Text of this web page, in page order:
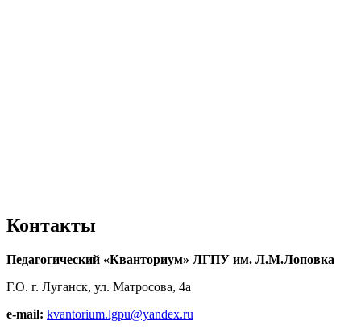
Контакты
Педагогический «Кванториум» ЛГПУ им. Л.М.Лоповка
Г.О. г. Луганск, ул. Матросова, 4а
e-mail: kvantorium.lgpu@yandex.ru